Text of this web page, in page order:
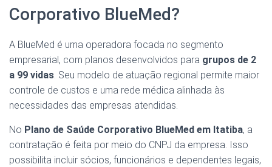
Corporativo BlueMed?
A BlueMed é uma operadora focada no segmento
empresarial, com planos desenvolvidos para grupos de 2
a 99 vidas. Seu modelo de atuação regional permite maior
controle de custos e uma rede médica alinhada às
necessidades das empresas atendidas.
No Plano de Saúde Corporativo BlueMed em Itatiba, a
contratação é feita por meio do CNPJ da empresa. Isso
possibilita incluir sócios, funcionários e dependentes legais,